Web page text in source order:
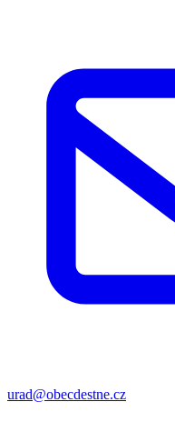
urad@obecdestne.cz